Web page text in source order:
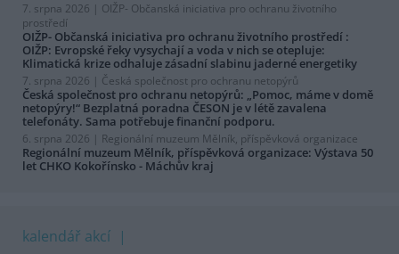
7. srpna 2026 | OIŽP- Občanská iniciativa pro ochranu životního
prostředí
OIŽP- Občanská iniciativa pro ochranu životního prostředí :
OIŽP: Evropské řeky vysychají a voda v nich se otepluje:
Klimatická krize odhaluje zásadní slabinu jaderné energetiky
7. srpna 2026 | Česká společnost pro ochranu netopýrů
Česká společnost pro ochranu netopýrů: „Pomoc, máme v domě
netopýry!“ Bezplatná poradna ČESON je v létě zavalena
telefonáty. Sama potřebuje finanční podporu.
6. srpna 2026 | Regionální muzeum Mělník, příspěvková organizace
Regionální muzeum Mělník, příspěvková organizace: Výstava 50
let CHKO Kokořínsko - Máchův kraj
kalendář akcí